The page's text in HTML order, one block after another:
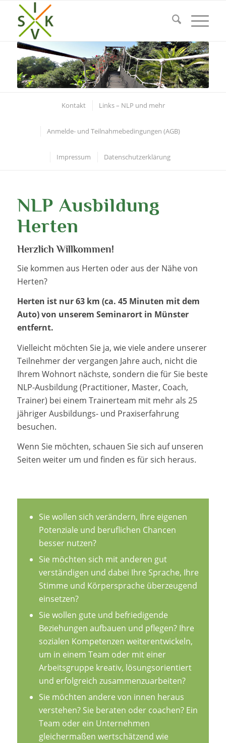
Kontakt Links – NLP und mehr
Anmelde- und Teilnahmebedingungen (AGB)
Impressum Datenschutzerklärung
NLP Ausbildung
Herten
Herzlich Willkommen!
Sie kommen aus Herten oder aus der Nähe von
Herten?
Herten ist nur 63 km (ca. 45 Minuten mit dem
Auto) von unserem Seminarort in Münster
entfernt.
Vielleicht möchten Sie ja, wie viele andere unserer
Teilnehmer der vergangen Jahre auch, nicht die
Ihrem Wohnort nächste, sondern die für Sie beste
NLP-Ausbildung (Practitioner, Master, Coach,
Trainer) bei einem Trainerteam mit mehr als 25
jähriger Ausbildungs- und Praxiserfahrung
besuchen.
Wenn Sie möchten, schauen Sie sich auf unseren
Seiten weiter um und finden es für sich heraus.
Sie wollen sich verändern, Ihre eigenen
Potenziale und beruflichen Chancen
besser nutzen?
Sie möchten sich mit anderen gut
verständigen und dabei Ihre Sprache, Ihre
Stimme und Körpersprache überzeugend
einsetzen?
Sie wollen gute und befriedigende
Beziehungen aufbauen und pflegen? Ihre
sozialen Kompetenzen weiterentwickeln,
um in einem Team oder mit einer
Arbeitsgruppe kreativ, lösungsorientiert
und erfolgreich zusammenzuarbeiten?
Sie möchten andere von innen heraus
verstehen? Sie beraten oder coachen? Ein
Team oder ein Unternehmen
gleichermaßen wertschätzend wie